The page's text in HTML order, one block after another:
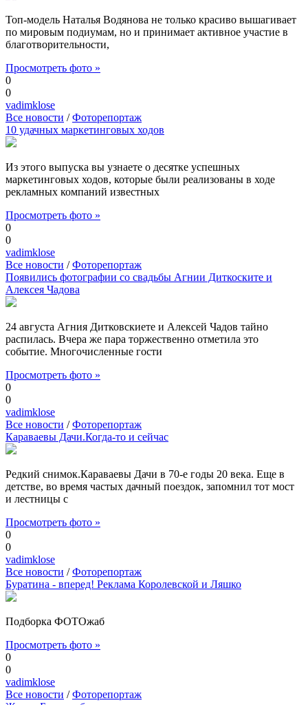
Топ-модель Наталья Водянова не только красиво вышагивает
по мировым подиумам, но и принимает активное участие в
благотворительности,
Просмотреть фото »
0
0
vadimklose
Все новости /Фоторепортаж
10 удачных маркетинговых ходов
Из этого выпуска вы узнаете о десятке успешных
маркетинговых ходов, которые были реализованы в ходе
рекламных компаний известных
Просмотреть фото »
0
0
vadimklose
Все новости /Фоторепортаж
Появились фотографии со свадьбы Агнии Диткоските и
Алексея Чадова
24 августа Агния Дитковскиете и Алексей Чадов тайно
распилась. Вчера же пара торжественно отметила это
событие. Многочисленные гости
Просмотреть фото »
0
0
vadimklose
Все новости /Фоторепортаж
Караваевы Дачи.Когда-то и сейчас
Редкий снимок.Караваевы Дачи в 70-е годы 20 века. Еще в
детстве, во время частых дачный поездок, запомнил тот мост
и лестницы с
Просмотреть фото »
0
0
vadimklose
Все новости /Фоторепортаж
Буратина - вперед! Реклама Королевской и Ляшко
Подборка ФОТОжаб
Просмотреть фото »
0
0
vadimklose
Все новости /Фоторепортаж